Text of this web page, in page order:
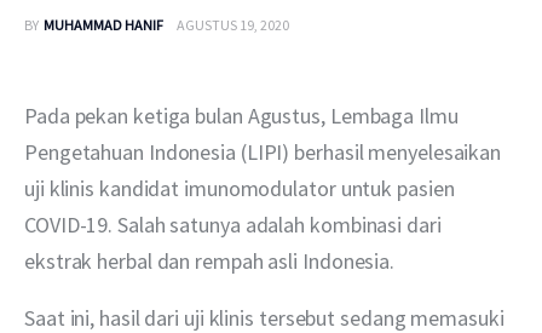
Layanan
BY MUHAMMAD HANIF AGUSTUS 19, 2020
Pada pekan ketiga bulan Agustus, Lembaga Ilmu
Pengetahuan Indonesia (LIPI) berhasil menyelesaikan
uji klinis kandidat imunomodulator untuk pasien
COVID-19. Salah satunya adalah kombinasi dari
ekstrak herbal dan rempah asli Indonesia.
Saat ini, hasil dari uji klinis tersebut sedang memasuki